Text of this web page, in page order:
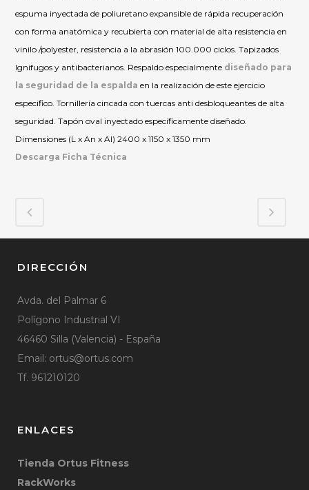
espuma inyectada de poliuretano expansible de rápida recuperación
con forma anatómica y recubierta con material de alta resistencia en
vinilo /polyester, resistencia a la abrasión 100.000 ciclos. Tapizados
Ignífugos y antibacterianos. Respaldo especialmente diseñado para
la seguridad de la espalda en la realización de este ejercicio
especifico. Tornillería cincada con tuercas anti desbloqueantes de alta
seguridad. Tapón oval inyectado específicamente diseñado.
Dimensiones (L x An x Al) 2400 x 1150 x 1350 mm
Descarga Ficha Técnica
DIRECCIÓN
Avda. del Palmar 6
Polígono Industrial VI
46460 Silla (Valencia) - España
Email: ortus@ortus.com
Tf. 961210120
ENLACES
Tienda Ortus Fitness
RackWorks